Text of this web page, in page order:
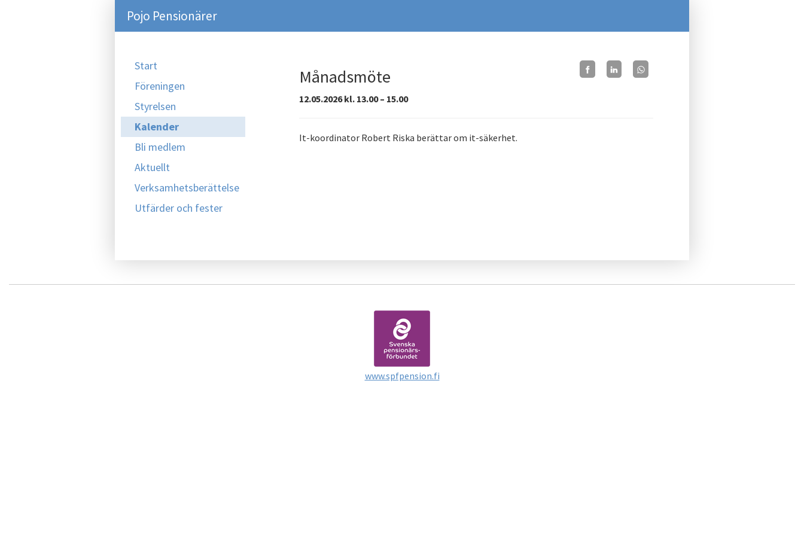
Pojo Pensionärer
Start
Föreningen
Styrelsen
Kalender
Bli medlem
Aktuellt
Verksamhetsberättelse
Utfärder och fester
Månadsmöte
12.05.2026 kl. 13.00 – 15.00
It-koordinator Robert Riska berättar om it-säkerhet.
www.spfpension.fi